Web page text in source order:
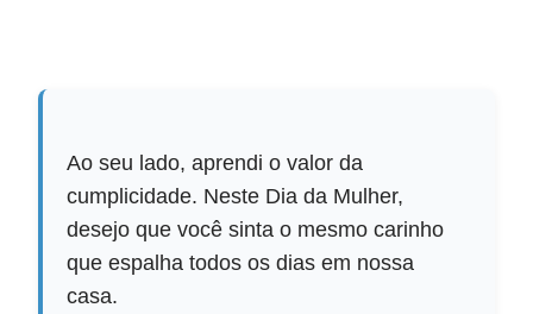
Ao seu lado, aprendi o valor da
cumplicidade. Neste Dia da Mulher,
desejo que você sinta o mesmo carinho
que espalha todos os dias em nossa
casa.